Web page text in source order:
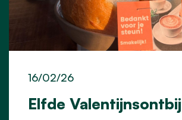
Elfde
16/02/26